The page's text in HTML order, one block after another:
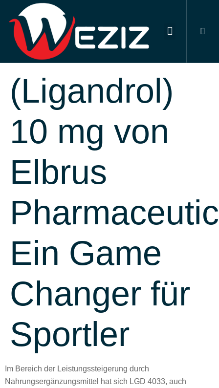
LGD 4033
(Ligandrol)
10 mg von
Elbrus
Ein Game
Changer für
Sportler
Im Bereich der Leistungssteigerung durch
Nahrungsergänzungsmittel hat sich LGD 4033, auch